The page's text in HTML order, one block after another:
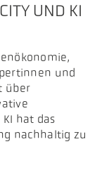
UND KI
und
über
hat das
nachhaltig zu